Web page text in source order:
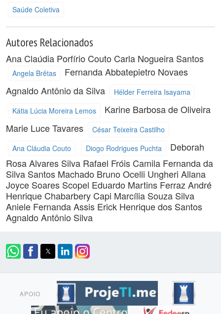
Saúde Coletiva
Autores Relacionados
Ana Claúdia Porfírio Couto Carla Nogueira Santos
Angela Brêtas
Fernanda Abbatepietro Novaes
Agnaldo Antônio da Silva
Hélder Ferreira Isayama
Kátia Lúcia Moreira Lemos
Karine Barbosa de Oliveira
Marie Luce Tavares
César Teixeira Castilho
Ana Cláudia Couto
Diogo Rodrigues Puchta
Deborah
Rosa Alvares Silva Rafael Fróis Camila Fernanda da
Silva Santos Machado Bruno Ocelli Ungheri Allana
Joyce Soares Scopel Eduardo Martins Ferraz André
Henrique Chabarbery Capi Marcília Souza Silva
Aniele Fernanda Assis Erick Henrique dos Santos
Agnaldo Antônio Silva
APOIO